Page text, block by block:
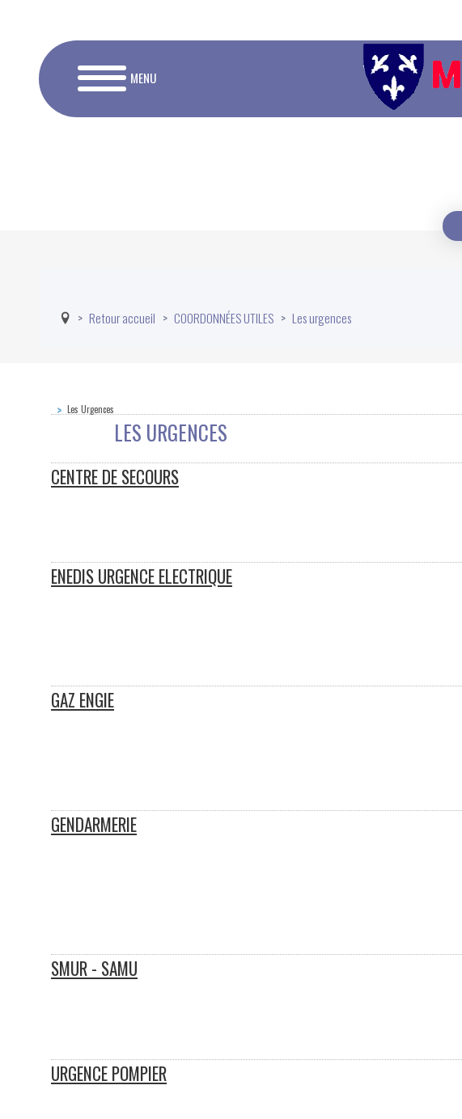
MENU
Retour accueil COORDONNÉES UTILES Les urgences
Les Urgences
LES URGENCES
CENTRE DE SECOURS
ENEDIS URGENCE ELECTRIQUE
GAZ ENGIE
GENDARMERIE
SMUR - SAMU
URGENCE POMPIER